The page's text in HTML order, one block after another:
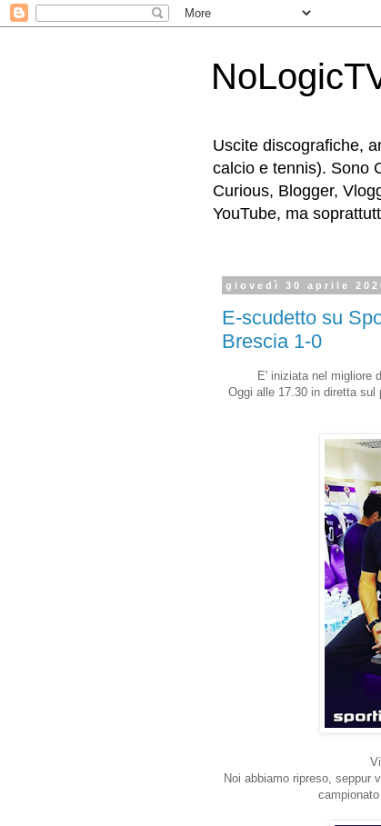
Uscite discografiche,
calcio e tennis). Sono
Curious, Blogger,
YouTube, ma
giovedì 30 aprile
E-scudetto su
Brescia 1-0
E' iniziata nel migliore
Oggi alle 17.30 in diretta
Noi abbiamo ripreso, seppur